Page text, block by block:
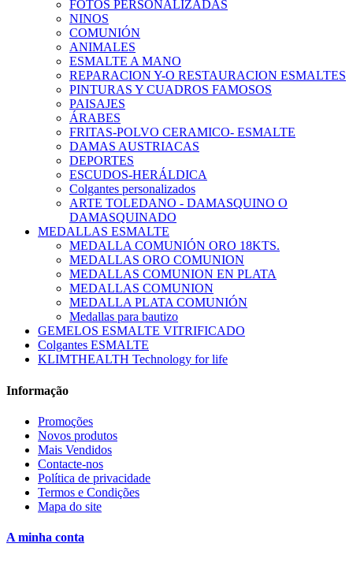
FOTOS PERSONALIZADAS
NINOS
COMUNIÓN
ANIMALES
ESMALTE A MANO
REPARACION Y-O RESTAURACION ESMALTES
PINTURAS Y CUADROS FAMOSOS
PAISAJES
ÁRABES
FRITAS-POLVO CERAMICO- ESMALTE
DAMAS AUSTRIACAS
DEPORTES
ESCUDOS-HERÁLDICA
Colgantes personalizados
ARTE TOLEDANO - DAMASQUINO O
DAMASQUINADO
MEDALLAS ESMALTE
MEDALLA COMUNIÓN ORO 18KTS.
MEDALLAS ORO COMUNION
MEDALLAS COMUNION EN PLATA
MEDALLAS COMUNION
MEDALLA PLATA COMUNIÓN
Medallas para bautizo
GEMELOS ESMALTE VITRIFICADO
Colgantes ESMALTE
KLIMTHEALTH Technology for life
Informação
Promoções
Novos produtos
Mais Vendidos
Contacte-nos
Política de privacidade
Termos e Condições
Mapa do site
A minha conta